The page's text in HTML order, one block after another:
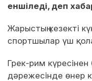
еншіледі, деп
Жарыстың кезекті
спортшылар үш
Грек-рим күресінен
дәрежесінде өнер